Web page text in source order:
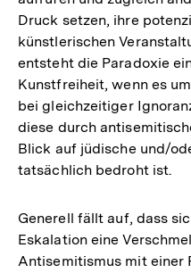
Druck setzen, ihre
künstlerischen
entsteht die Paradoxie
Kunstfreiheit, wenn es
bei gleichzeitiger
diese durch
Blick auf jüdische und/
tatsächlich bedroht ist.
Generell fällt auf, dass
Eskalation eine
Antisemitismus mit einer